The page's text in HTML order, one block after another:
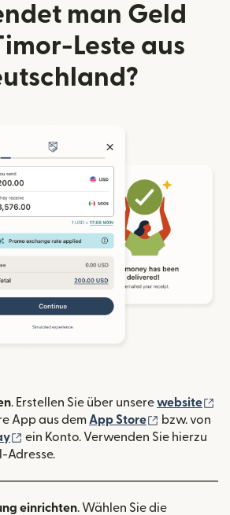
man Geld
Leste aus
. Erstellen Sie über unserewebsite
App aus dem App Store (wird in
bzw. von
(wird in einem neuen Fenster
ein Konto. Verwenden Sie hierzu
Adresse.
einrichten. Wählen Sie die